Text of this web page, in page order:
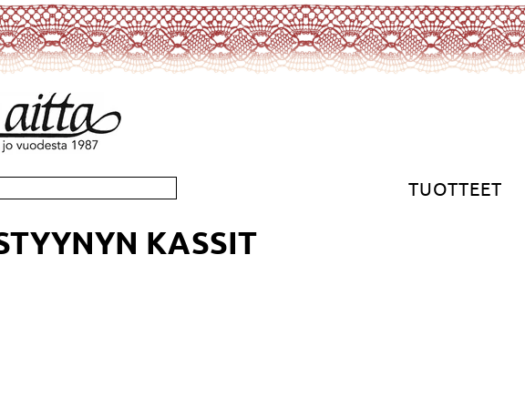
TUOTTEET
KASSIT